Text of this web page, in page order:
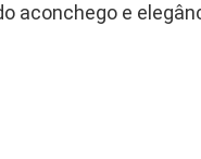
aconchego e